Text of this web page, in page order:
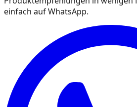
einfach auf WhatsApp.